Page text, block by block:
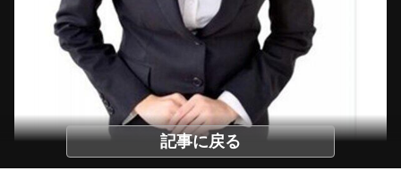
記事に戻る